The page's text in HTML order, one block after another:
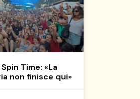
Time: «La
non finisce qui»